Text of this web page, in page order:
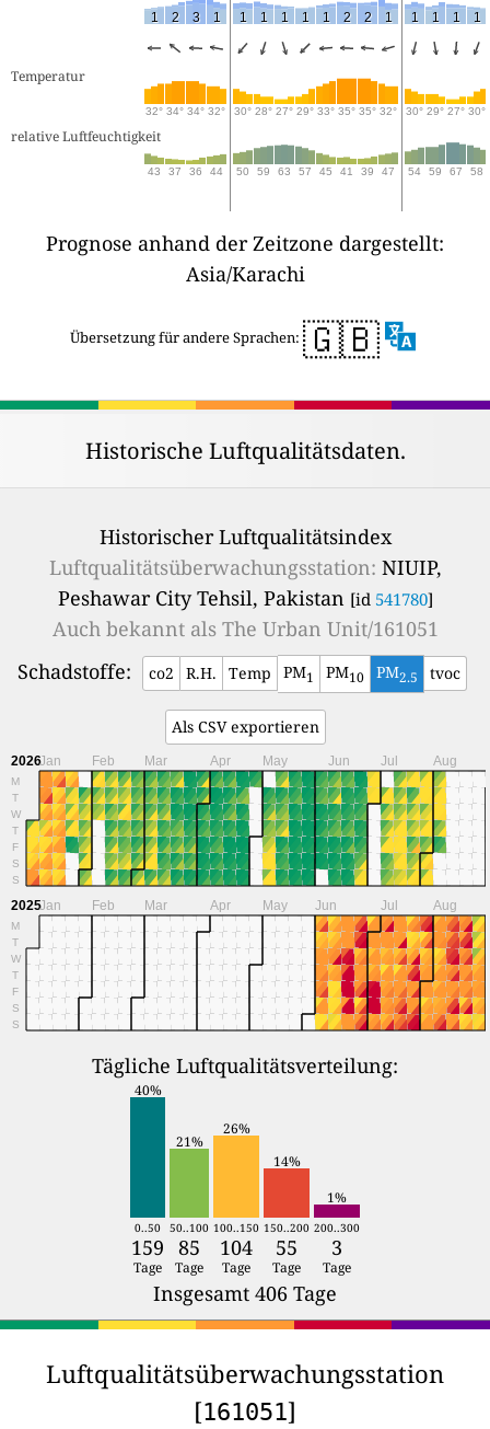
1 2 3 1 1 1 1 1 1 2 2 1 1 1 1 1
Temperatur
32° 34° 34° 32° 30° 28° 27° 29° 33° 35° 35° 32° 30° 29° 27° 30°
relative Luftfeuchtigkeit
43 37 36 44 50 59 63 57 45 41 39 47 54 59 67 58
Prognose anhand der Zeitzone dargestellt:
Asia/Karachi
Übersetzung für andere Sprachen: 🇬🇧
Historische Luftqualitätsdaten.
Historischer Luftqualitätsindex
Luftqualitätsüberwachungsstation: NIUIP,
Peshawar City Tehsil, Pakistan [id 541780]
Auch bekannt alsThe Urban Unit/161051
Schadstoffe:
co2 R.H. Temp PM1 PM10 PM2.5 tvoc
Als CSV exportieren
2026
M
T
W
T
F
S
S
Jan Feb Mar Apr May Jun Jul Aug
2025
M
T
W
T
F
S
S
Jan Feb Mar Apr May Jun Jul Aug
Tägliche Luftqualitätsverteilung:
40%
21%
26%
14%
1%
0..50 50..100 100..150 150..200 200..300
159 85 104 55 3
Tage Tage Tage Tage Tage
Insgesamt 406 Tage
Luftqualitätsüberwachungsstation
[161051]